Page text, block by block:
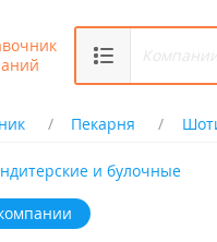
Пекарня
и булочные